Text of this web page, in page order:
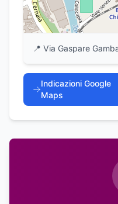
📍 Via Gaspare
Indicazioni Google
Maps